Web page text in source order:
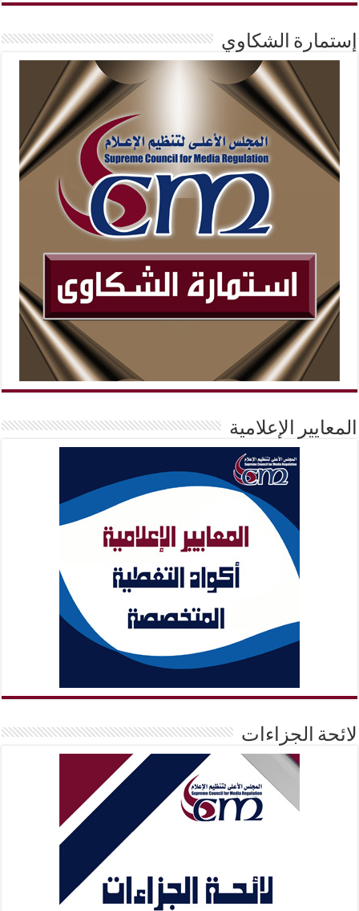
إستمارة الشكاوي
المعايير الإعلامية
لائحة الجزاءات